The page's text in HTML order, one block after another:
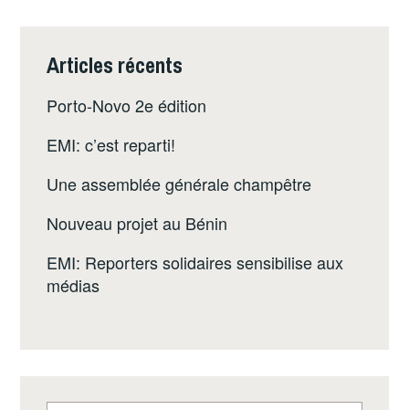
Articles récents
Porto-Novo 2e édition
EMI: c’est reparti!
Une assemblée générale champêtre
Nouveau projet au Bénin
EMI: Reporters solidaires sensibilise aux
médias